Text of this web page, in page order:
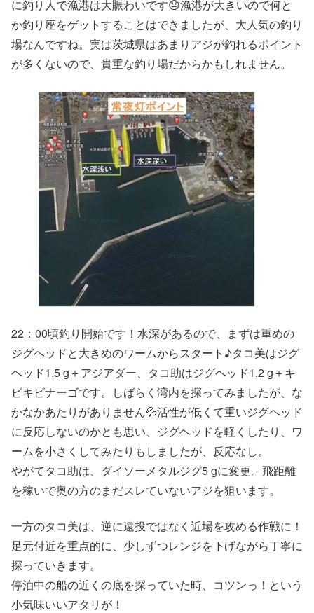
に釣り人で漁港は大賑わいです😓漁港が大きいので何と
か釣り座をゲットすることはできましたが、大人気の釣り
場なんですね。実は茨城県はあまりアジが釣れるポイント
が多くないので、貴重な釣り場だからかもしれません。
22：00頃釣り開始です！水深があるので、まずは重めの
ジグヘッドと大きめのワームからスタート♪タコ美はジグ
ヘッド1.5 g＋アジアダー、タコ助はジグヘッド1.2 g＋キ
ビキビナーゴです。しばらく湾内を探ってみましたが、な
かなかあたりがありません💦活性が低くて重いジグヘッド
に反応しないのかとも思い、ジグヘッドを軽くしたり、ワ
ームを小さくしてみたりもしましたが、反応なし。
やがてタコ助は、ダイソーメタルジグ5 gに変更。飛距離
を稼いで奥の方のまだスレていないアジを狙います。
一方のタコ美は、逆に遠投ではなく近場を攻める作戦に！
足元付近を重点的に、少しずつレンジを下げながら丁寧に
探っていきます。
停泊中の船の近くの底を探っていた時、コツンっ！という
小気味いいアタリが！